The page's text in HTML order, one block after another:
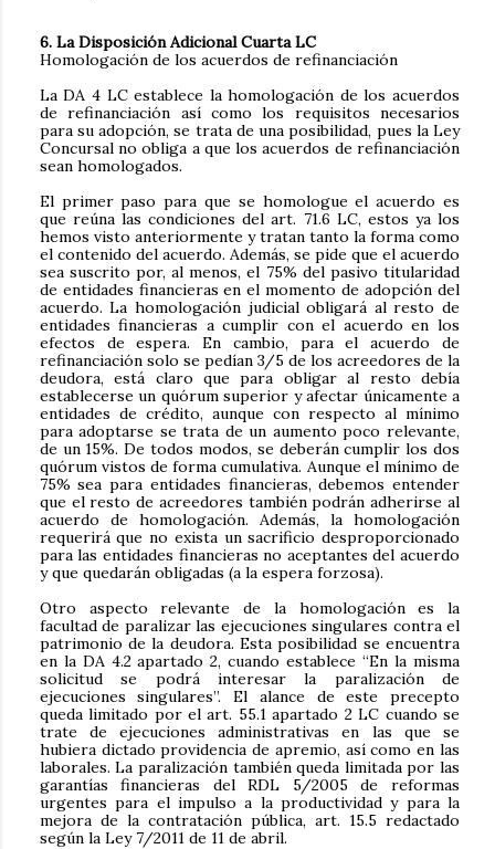
6. La Disposición Adicional Cuarta LC
Homologación de los acuerdos de refinanciación
La DA 4 LC establece la homologación de los acuerdos
de refinanciación así como los requisitos necesarios
para su adopción, se trata de una posibilidad, pues la Ley
Concursal no obliga a que los acuerdos de refinanciación
sean homologados.
El primer paso para que se homologue el acuerdo es
que reúna las condiciones del art. 71.6 LC, estos ya los
hemos visto anteriormente y tratan tanto la forma como
el contenido del acuerdo. Además, se pide que el acuerdo
sea suscrito por, al menos, el 75% del pasivo titularidad
de entidades financieras en el momento de adopción del
acuerdo. La homologación judicial obligará al resto de
entidades financieras a cumplir con el acuerdo en los
efectos de espera. En cambio, para el acuerdo de
refinanciación solo se pedían 3/5 de los acreedores de la
deudora, está claro que para obligar al resto debía
establecerse un quórum superior y afectar únicamente a
entidades de crédito, aunque con respecto al mínimo
para adoptarse se trata de un aumento poco relevante,
de un 15%. De todos modos, se deberán cumplir los dos
quórum vistos de forma cumulativa. Aunque el mínimo de
75% sea para entidades financieras, debemos entender
que el resto de acreedores también podrán adherirse al
acuerdo de homologación. Además, la homologación
requerirá que no exista un sacrificio desproporcionado
para las entidades financieras no aceptantes del acuerdo
y que quedarán obligadas (a la espera forzosa).
Otro aspecto relevante de la homologación es la
facultad de paralizar las ejecuciones singulares contra el
patrimonio de la deudora. Esta posibilidad se encuentra
en la DA 4.2 apartado 2, cuando establece “En la misma
solicitud se podrá interesar la paralización de
ejecuciones singulares”. El alance de este precepto
queda limitado por el art. 55.1 apartado 2 LC cuando se
trate de ejecuciones administrativas en las que se
hubiera dictado providencia de apremio, así como en las
laborales. La paralización también queda limitada por las
garantías financieras del RDL 5/2005 de reformas
urgentes para el impulso a la productividad y para la
mejora de la contratación pública, art. 15.5 redactado
según la Ley 7/2011 de 11 de abril.